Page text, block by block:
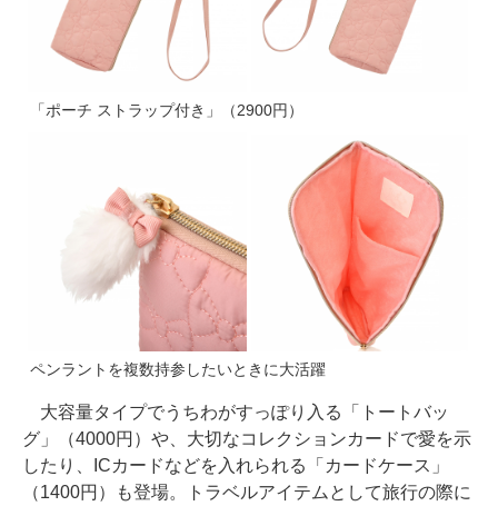
「ポーチ ストラップ付き」（2900円）
ペンラントを複数持参したいときに大活躍
大容量タイプでうちわがすっぽり入る「トートバッ
グ」（4000円）や、大切なコレクションカードで愛を示
したり、ICカードなどを入れられる「カードケース」
（1400円）も登場。トラベルアイテムとして旅行の際に